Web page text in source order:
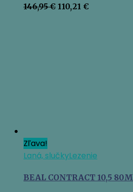
146,95€ Pôvodná
110,21 €
Zľava!
Laná, slučkyLezenie
BEAL CONTRACT 10,5 80M